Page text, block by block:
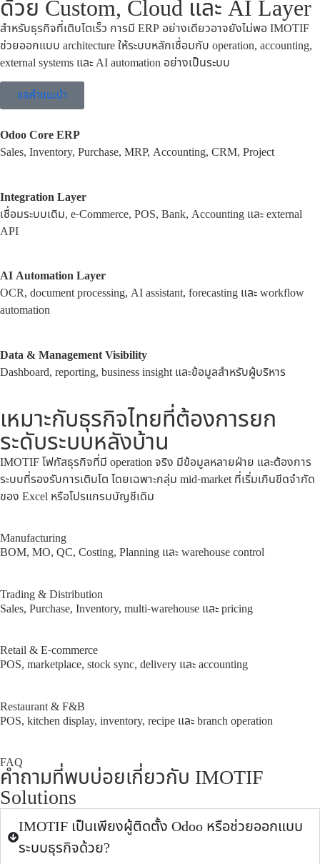
ด้วย Custom, Cloud และ AI Layer
สำหรับธุรกิจที่เติบโตเร็ว การมี ERP อย่างเดียวอาจยังไม่พอ IMOTIF
ช่วยออกแบบ architecture ให้ระบบหลักเชื่อมกับ operation, accounting,
external systems และ AI automation อย่างเป็นระบบ
ขอคำแนะนำ
Odoo Core ERP
Sales, Inventory, Purchase, MRP, Accounting, CRM, Project
Integration Layer
เชื่อมระบบเดิม, e-Commerce, POS, Bank, Accounting และ external
API
AI Automation Layer
OCR, document processing, AI assistant, forecasting และ workflow
automation
Data & Management Visibility
Dashboard, reporting, business insight และข้อมูลสำหรับผู้บริหาร
เหมาะกับธุรกิจไทยที่ต้องการยก
ระดับระบบหลังบ้าน
IMOTIF โฟกัสธุรกิจที่มี operation จริง มีข้อมูลหลายฝ่าย และต้องการ
ระบบที่รองรับการเติบโต โดยเฉพาะกลุ่ม mid-market ที่เริ่มเกินขีดจำกัด
ของ Excel หรือโปรแกรมบัญชีเดิม
Manufacturing
BOM, MO, QC, Costing, Planning และ warehouse control
Trading & Distribution
Sales, Purchase, Inventory, multi-warehouse และ pricing
Retail & E-commerce
POS, marketplace, stock sync, delivery และ accounting
Restaurant & F&B
POS, kitchen display, inventory, recipe และ branch operation
FAQ
คำถามที่พบบ่อยเกี่ยวกับ IMOTIF
Solutions
IMOTIF เป็นเพียงผู้ติดตั้ง Odoo หรือช่วยออกแบบ
ระบบธุรกิจด้วย?